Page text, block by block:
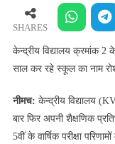
SHARES
केन्द्रीय विद्यालय क्रमांक 2
साल कर रहे स्कूल का नाम
नीमच: केन्द्रीय विद्यालय
बार फिर अपनी शैक्षणिक
5वीं के वार्षिक परीक्षा